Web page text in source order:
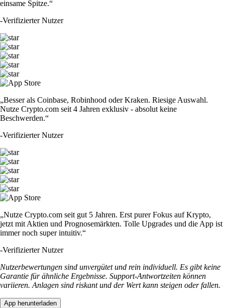
einsame Spitze.“
-Verifizierter Nutzer
„Besser als Coinbase, Robinhood oder Kraken. Riesige Auswahl.
Nutze Crypto.com seit 4 Jahren exklusiv - absolut keine
Beschwerden.“
-Verifizierter Nutzer
„Nutze Crypto.com seit gut 5 Jahren. Erst purer Fokus auf Krypto,
jetzt mit Aktien und Prognosemärkten. Tolle Upgrades und die App ist
immer noch super intuitiv.“
-Verifizierter Nutzer
Nutzerbewertungen sind unvergütet und rein individuell. Es gibt keine
Garantie für ähnliche Ergebnisse. Support-Antwortzeiten können
variieren. Anlagen sind riskant und der Wert kann steigen oder fallen.
App herunterladen